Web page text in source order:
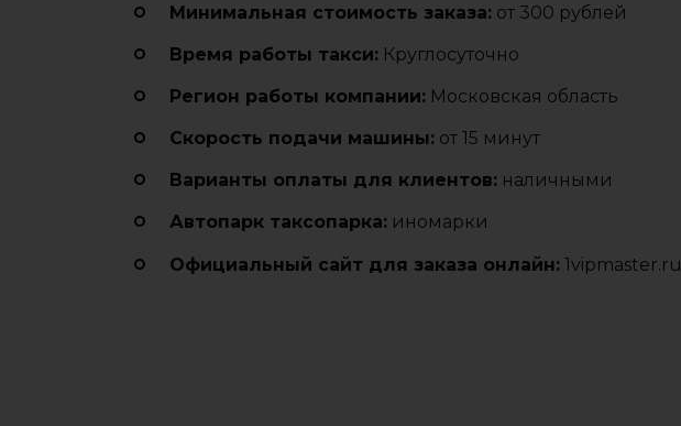
Минимальная стоимость заказа: от 300 рублей
Время работы такси: Круглосуточно
Регион работы компании: Московская область
Cкорость подачи машины: от 15 минут
Варианты оплаты для клиентов: наличными
Автопарк таксопарка: иномарки
Официальный сайт для заказа онлайн: 1vipmaster.ru